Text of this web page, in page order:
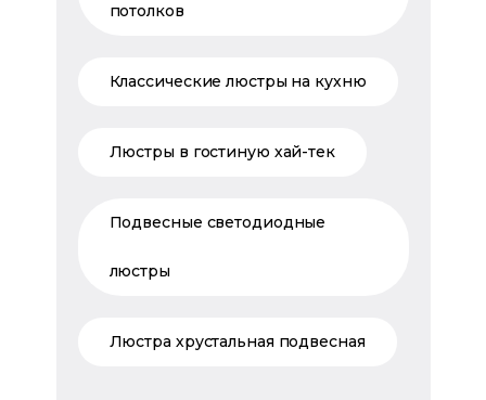
потолков
Классические люстры на кухню
Люстры в гостиную хай-тек
Подвесные светодиодные
люстры
Люстра хрустальная подвесная